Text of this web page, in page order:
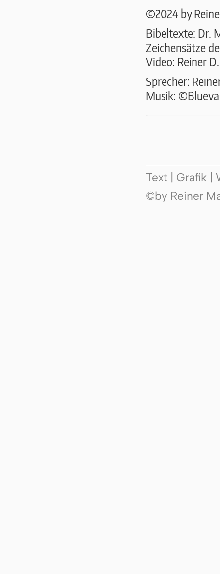
©2024 by
Bibeltexte: Dr.
Zeichensätze
Video: Reiner
Sprecher:
Musik:
Text | Grafik |
©by Reiner